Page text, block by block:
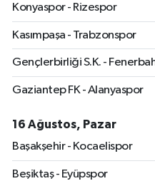
Konyaspor - Rizespor
Kasımpaşa - Trabzonspor
Gençlerbirliği S.K. -
Gaziantep FK - Alanyaspor
16 Ağustos, Pazar
Başakşehir - Kocaelispor
Beşiktaş - Eyüpspor